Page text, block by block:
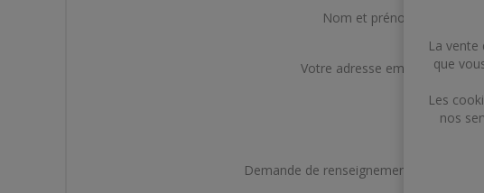
Nom et prénom
Votre adresse email
Demande de renseignements
La
que
Les
nos